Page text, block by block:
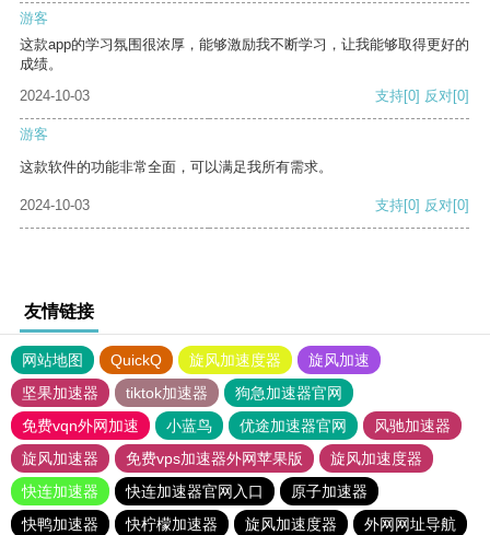
游客
这款app的学习氛围很浓厚，能够激励我不断学习，让我能够取得更好的
成绩。
2024-10-03
支持[0] 反对[0]
游客
这款软件的功能非常全面，可以满足我所有需求。
2024-10-03 支持[0] 反对[0]
友情链接
网站地图 QuickQ 旋风加速度器
旋风加速
坚果加速器
tiktok加速器
狗急加速器官网
免费vqn外网加速
小蓝鸟 优途加速器官网
风驰加速器
旋风加速器
免费vps加速器外网苹果版
旋风加速度器
快连加速器
快连加速器官网入口
原子加速器
快鸭加速器
快柠檬加速器 旋风加速度器 外网网址导航